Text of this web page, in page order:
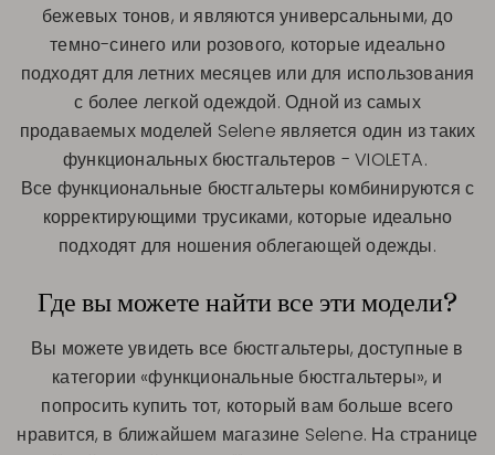
бежевых тонов, и являются универсальными, до
темно-синего или розового, которые идеально
подходят для летних месяцев или для использования
с более легкой одеждой. Одной из самых
продаваемых моделей Selene является один из таких
функциональных бюстгальтеров - VIOLETA.
Все функциональные бюстгальтеры комбинируются с
корректирующими трусиками, которые идеально
подходят для ношения облегающей одежды.
Где вы можете найти все эти модели?
Вы можете увидеть все бюстгальтеры, доступные в
категории «функциональные бюстгальтеры», и
попросить купить тот, который вам больше всего
нравится, в ближайшем магазине Selene. На странице